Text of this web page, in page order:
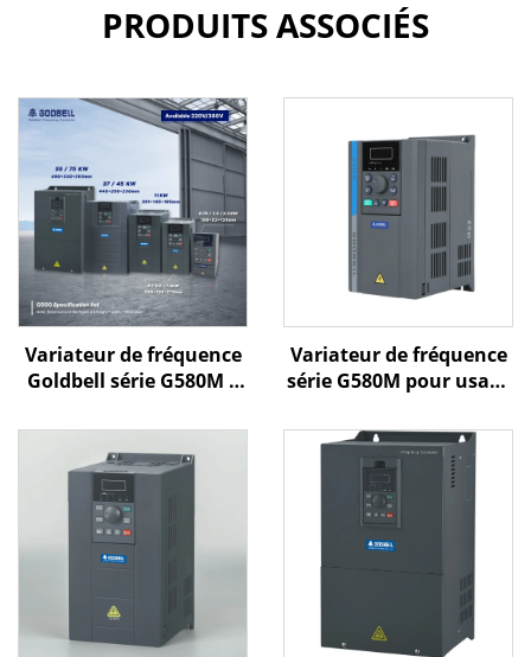
PRODUITS ASSOCIÉS
Variateur de fréquence
Goldbell série G580M |
Commande V/f et
commande vectorielle |
Variateur de fréquence
certifié CE
Variateur de fréquence
série G580M pour usage